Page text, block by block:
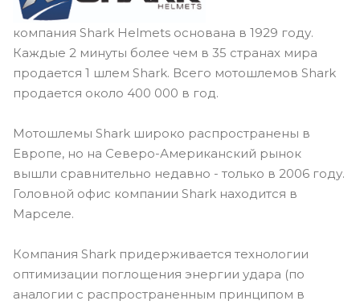
компания Shark Helmets основана в 1929 году.
Каждые 2 минуты более чем в 35 странах мира
продается 1 шлем Shark. Всего мотошлемов Shark
продается около 400 000 в год.
Мотошлемы Shark широко распространены в
Европе, но на Северо-Американский рынок
вышли сравнительно недавно - только в 2006 году.
Головной офис компании Shark находится в
Марселе.
Компания Shark придерживается технологии
оптимизации поглощения энергии удара (по
аналогии с распространенным принципом в